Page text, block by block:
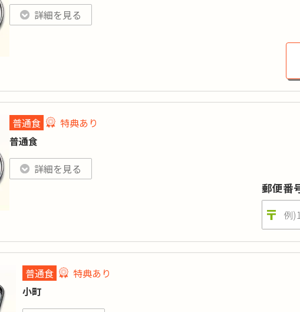
特典あり 詳細
カロリー : 糖質
:
タンパク質
: 塩分
:
品目数 :
「まごころ弁当」のお弁当を初めてご注文される方 もしくは 半年（26週）以上前にご注文
詳細を見る
普通食
特典あり
普通食
特典あり 詳細
ご高齢者向けの栄養バランスや食べやすさはもちろん、食材の安全や食
タンパク質
品目数: -
脂質:-／カリウム:-／リン:-
詳細を見る
郵便番
普通食
特典あり
小町